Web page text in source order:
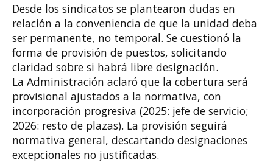
Desde los sindicatos se plantearon dudas en
relación a la conveniencia de que la unidad deba
ser permanente, no temporal. Se cuestionó la
forma de provisión de puestos, solicitando
claridad sobre si habrá libre designación.
La Administración aclaró que la cobertura será
provisional ajustados a la normativa, con
incorporación progresiva (2025: jefe de servicio;
2026: resto de plazas). La provisión seguirá
normativa general, descartando designaciones
excepcionales no justificadas.